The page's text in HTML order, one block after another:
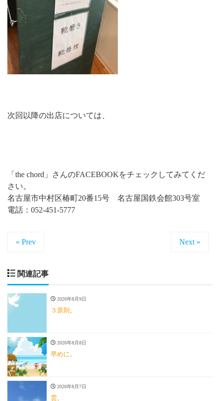
次回以降の出店については、
「the chord」さんのFACEBOOKをチェックしてみてくだ
さい。
名古屋市中村区椿町20番15号 名古屋国鉄会館303号室
電話：052-451-5777
« Prev Next »
関連記事
2026年8月9日
３原則。
2026年8月8日
早めに。
2026年8月7日
雲。